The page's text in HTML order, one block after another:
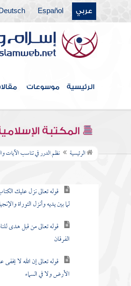
عربي Español
Deutsch
الرئيسية موسوعات
المكتبة
الرئيسية نظم الدرر في تناسب الآيات
فهرس الكتاب
مقدمة
سورة الفاتحة
سورة البقرة
سورة آل عمران
قوله تعالى نزل عليك
لما بين يديه وأنزل التوراة
قوله تعالى من قبل هدى
الفرقان
قوله تعالى إن الله لا
الأرض ولا في السماء